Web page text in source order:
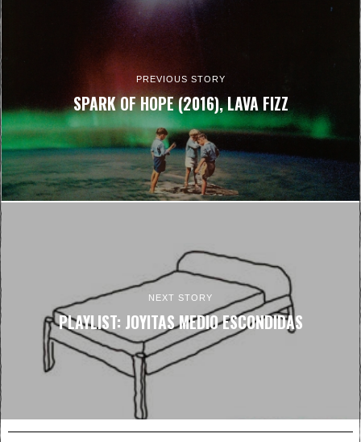
PREVIOUS STORY
SPARK OF HOPE (2016), LAVA FIZZ
NEXT STORY
PLAYLIST: JOYITAS MEDIO ESCONDIDAS